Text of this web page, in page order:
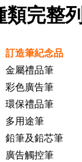
類完整
訂造筆紀念品
金屬禮品筆
彩色廣告筆
環保禮品筆
多用途筆
鉛筆及鉛芯筆
廣告觸控筆